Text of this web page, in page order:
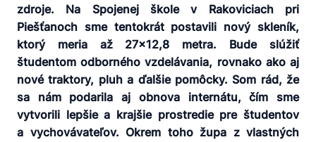
zdroje. Na Spojenej škole v Rakoviciach pri
Piešťanoch sme tentokrát postavili nový skleník,
ktorý meria až 27x12,8 metra. Bude slúžiť
študentom odborného vzdelávania, rovnako ako aj
nové traktory, pluh a ďalšie pomôcky. Som rád, že
sa nám podarila aj obnova internátu, čím sme
vytvorili lepšie a krajšie prostredie pre študentov
a vychovávateľov. Okrem toho župa z vlastných